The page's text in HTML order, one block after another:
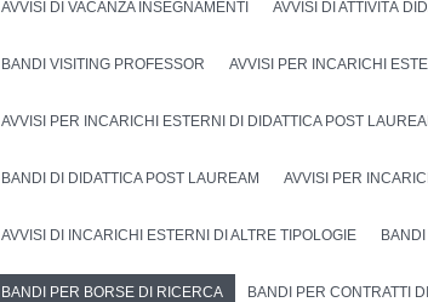
AVVISI DI VACANZA INSEGNAMENTI AVVISI DI ATTIVITÀ
BANDI VISITING PROFESSOR AVVISI PER INCARICHI
AVVISI PER INCARICHI ESTERNI DI DIDATTICA POST
BANDI DI DIDATTICA POST LAUREAM AVVISI PER
AVVISI DI INCARICHI ESTERNI DI ALTRE TIPOLOGIE
BANDI PER BORSE DI RICERCA BANDI PER CONTRATTI